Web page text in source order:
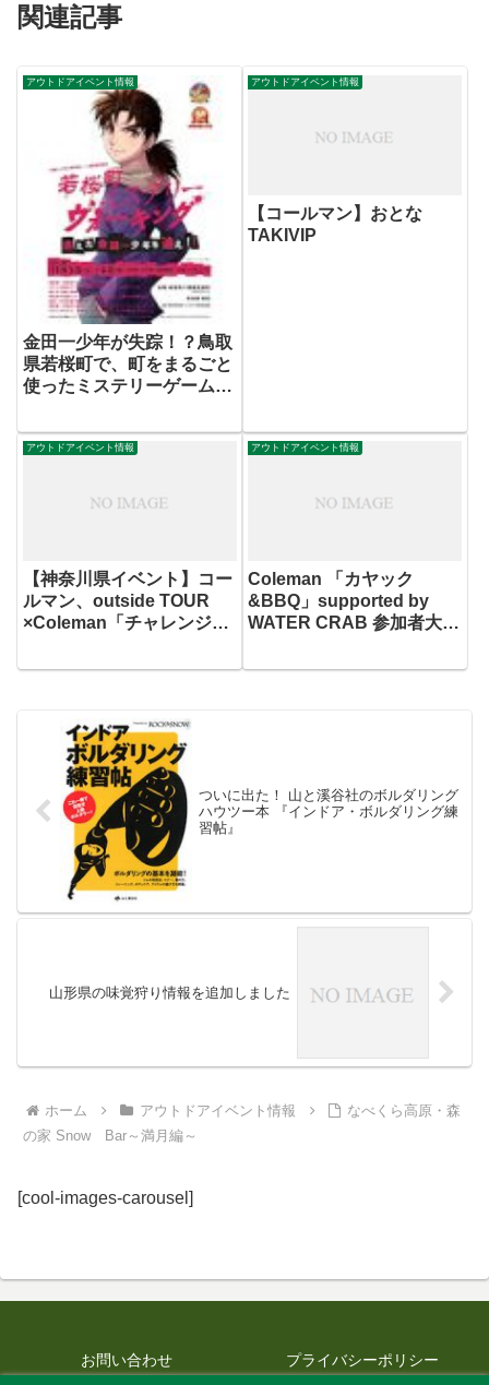
関連記事
アウトドアイベント情報
金田一少年が失踪！？鳥取
県若桜町で、町をまるごと
使ったミステリーゲームイ
アウトドアイベント情報
【コールマン】おとな
TAKIVIP
アウトドアイベント情報
【神奈川県イベント】コー
ルマン、outside TOUR
×Coleman「チャレンジ！
参加者募集!!
アウトドアイベント情報
Coleman 「カヤック
&BBQ」supported by
WATER CRAB 参加者大募
ついに出た！ 山と溪谷社のボルダリング
ハウツー本 『インドア・ボルダリング練
習帖』
山形県の味覚狩り情報を追加しました
ホーム アウトドアイベント情報
なべくら高原・森
の家 Snow Bar～満月編～
[cool-images-carousel]
お問い合わせ プライバシーポリシー